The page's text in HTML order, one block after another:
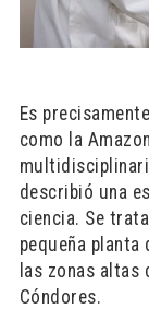
Es
como la
describió una
ciencia. Se
pequeña planta
las zonas altas
Cóndores.